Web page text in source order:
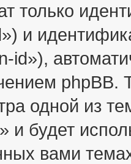
только
и
id»),
phpBB.
одной из
и будет
вами